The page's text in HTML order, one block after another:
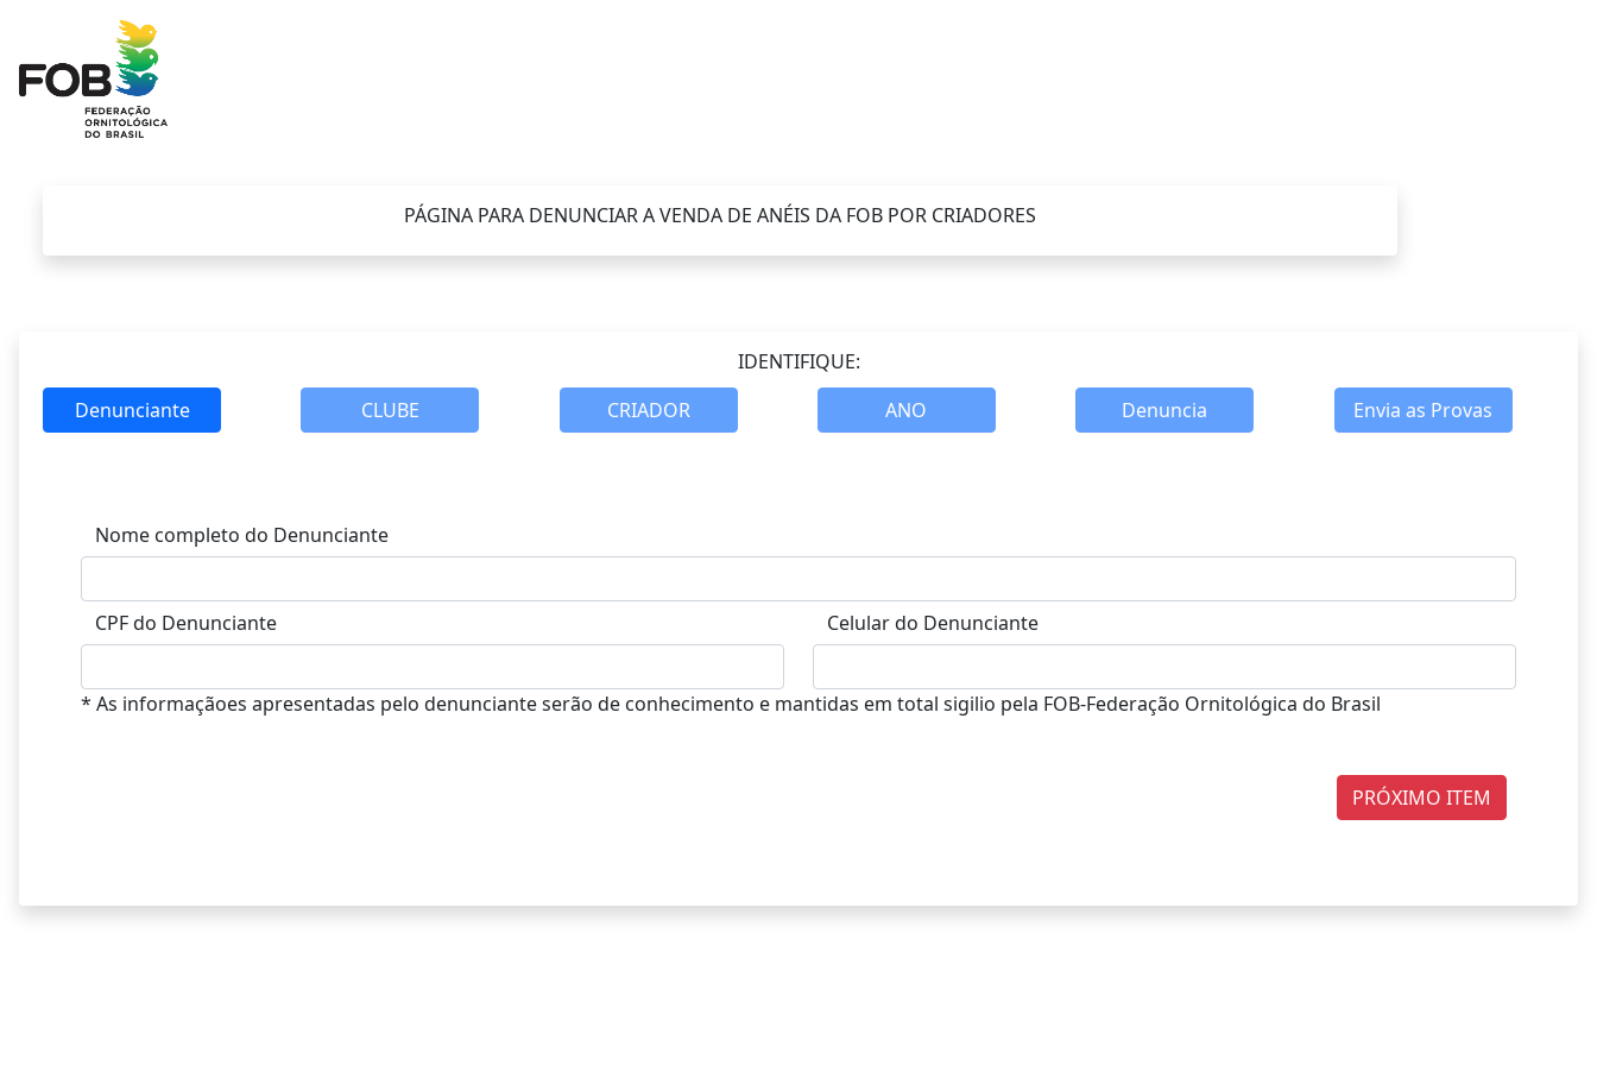
PÁGINA PARA DENUNCIAR A VENDA DE ANÉIS DA FOB POR CRIADORES
IDENTIFIQUE:
Nome completo do Denunciante
CPF do Denunciante Celular do Denunciante
* As informaçãoes apresentadas pelo denunciante serão de conhecimento e mantidas em total sigilio pela FOB-Federação Ornitológica do Brasil